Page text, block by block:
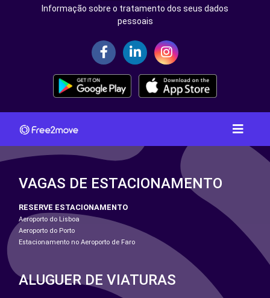
Informação sobre o tratamento dos seus dados
pessoais
VAGAS DE ESTACIONAMENTO
RESERVE ESTACIONAMENTO
Aeroporto do Lisboa
Aeroporto do Porto
Estacionamento no Aeroporto de Faro
ALUGUER DE VIATURAS